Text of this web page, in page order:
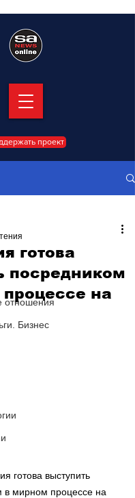
проект
отношения
Бизнес
готова
посредником
на
готова выступить
в мирном процессе на